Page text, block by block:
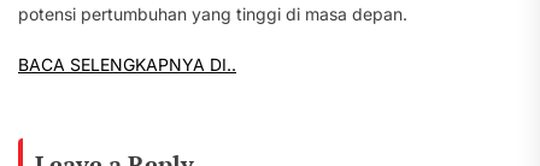
potensi pertumbuhan yang tinggi di masa depan.
BACA SELENGKAPNYA DI..